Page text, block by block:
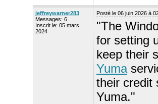
jeffreywarner283
Messages: 6
Inscrit le: 05 mars
2024
Posté le 06 juin 2026 à
"The
for setting
keep their
Yuma
their credit
Yuma."